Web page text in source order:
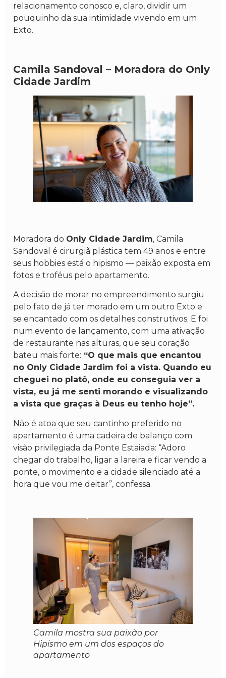
relacionamento conosco e, claro, dividir um
pouquinho da sua intimidade vivendo em um
Exto.
Camila Sandoval – Moradora do Only
Cidade Jardim
Moradora do Only Cidade Jardim, Camila
Sandoval é cirurgiã plástica tem 49 anos e entre
seus hobbies está o hipismo — paixão exposta em
fotos e troféus pelo apartamento.
A decisão de morar no empreendimento surgiu
pelo fato de já ter morado em um outro Exto e
se encantado com os detalhes construtivos. E foi
num evento de lançamento, com uma ativação
de restaurante nas alturas, que seu coração
bateu mais forte: “O que mais que encantou
no Only Cidade Jardim foi a vista. Quando eu
cheguei no platô, onde eu conseguia ver a
vista, eu já me senti morando e visualizando
a vista que graças à Deus eu tenho hoje”.
Não é atoa que seu cantinho preferido no
apartamento é uma cadeira de balanço com
visão privilegiada da Ponte Estaiada: “Adoro
chegar do trabalho, ligar a lareira e ficar vendo a
ponte, o movimento e a cidade silenciado até a
hora que vou me deitar”, confessa.
Camila mostra sua paixão por
Hipismo em um dos espaços do
apartamento